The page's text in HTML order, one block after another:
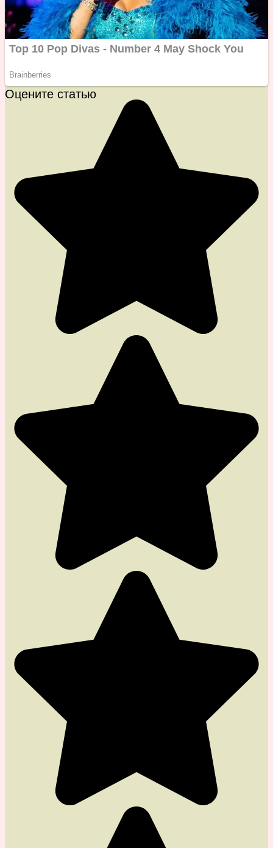
Оцените статью